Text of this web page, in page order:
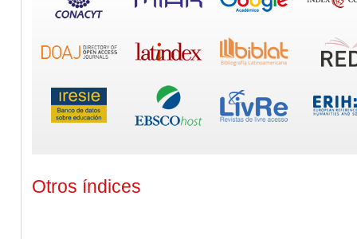
Otros índices